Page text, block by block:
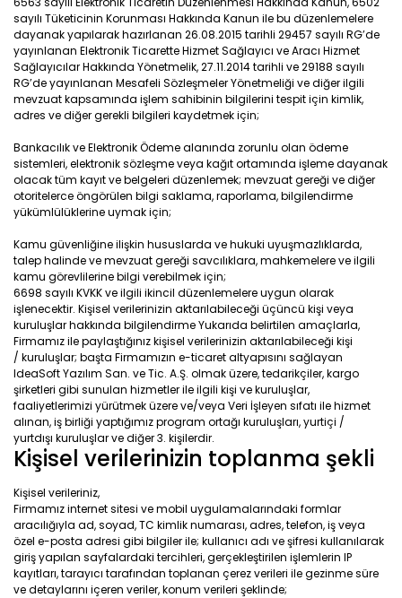
sayılı Tüketicinin Korunması Hakkında Kanun ile bu düzenlemelere
dayanak yapılarak hazırlanan 26.08.2015 tarihli 29457 sayılı RG’de
yayınlanan Elektronik Ticarette Hizmet Sağlayıcı ve Aracı Hizmet
Sağlayıcılar Hakkında Yönetmelik, 27.11.2014 tarihli ve 29188 sayılı
RG’de yayınlanan Mesafeli Sözleşmeler Yönetmeliği ve diğer ilgili
mevzuat kapsamında işlem sahibinin bilgilerini tespit için kimlik,
adres ve diğer gerekli bilgileri kaydetmek için;
Bankacılık ve Elektronik Ödeme alanında zorunlu olan ödeme
sistemleri, elektronik sözleşme veya kağıt ortamında işleme dayanak
olacak tüm kayıt ve belgeleri düzenlemek; mevzuat gereği ve diğer
otoritelerce öngörülen bilgi saklama, raporlama, bilgilendirme
yükümlülüklerine uymak için;
Kamu güvenliğine ilişkin hususlarda ve hukuki uyuşmazlıklarda,
talep halinde ve mevzuat gereği savcılıklara, mahkemelere ve ilgili
kamu görevlilerine bilgi verebilmek için;
6698 sayılı KVKK ve ilgili ikincil düzenlemelere uygun olarak
işlenecektir. Kişisel verilerinizin aktarılabileceği üçüncü kişi veya
kuruluşlar hakkında bilgilendirme Yukarıda belirtilen amaçlarla,
Firmamız ile paylaştığınız kişisel verilerinizin aktarılabileceği kişi
/ kuruluşlar; başta Firmamızın e-ticaret altyapısını sağlayan
IdeaSoft Yazılım San. ve Tic. A.Ş. olmak üzere, tedarikçiler, kargo
şirketleri gibi sunulan hizmetler ile ilgili kişi ve kuruluşlar,
faaliyetlerimizi yürütmek üzere ve/veya Veri İşleyen sıfatı ile hizmet
alınan, iş birliği yaptığımız program ortağı kuruluşları, yurtiçi /
yurtdışı kuruluşlar ve diğer 3. kişilerdir.
Kişisel verilerinizin toplanma şekli
Kişisel verileriniz,
Firmamız internet sitesi ve mobil uygulamalarındaki formlar
aracılığıyla ad, soyad, TC kimlik numarası, adres, telefon, iş veya
özel e-posta adresi gibi bilgiler ile; kullanıcı adı ve şifresi kullanılarak
giriş yapılan sayfalardaki tercihleri, gerçekleştirilen işlemlerin IP
kayıtları, tarayıcı tarafından toplanan çerez verileri ile gezinme süre
ve detaylarını içeren veriler, konum verileri şeklinde;